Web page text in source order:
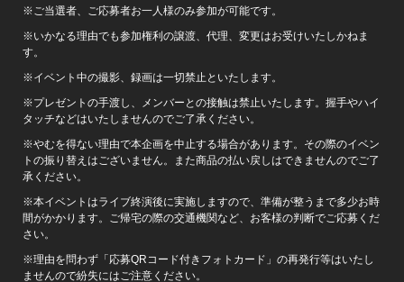
※ご当選者、ご応募者お一人様のみ参加が可能です。
※いかなる理由でも参加権利の譲渡、代理、変更はお受けいたしかねま
す。
※イベント中の撮影、録画は一切禁止といたします。
※プレゼントの手渡し、メンバーとの接触は禁止いたします。握手やハイ
タッチなどはいたしませんのでご了承ください。
※やむを得ない理由で本企画を中止する場合があります。その際のイベン
トの振り替えはございません。また商品の払い戻しはできませんのでご了
承ください。
※本イベントはライブ終演後に実施しますので、準備が整うまで多少お時
間がかかります。ご帰宅の際の交通機関など、お客様の判断でご応募くだ
さい。
※理由を問わず「応募QRコード付きフォトカード」の再発行等はいたし
ませんので紛失にはご注意ください。